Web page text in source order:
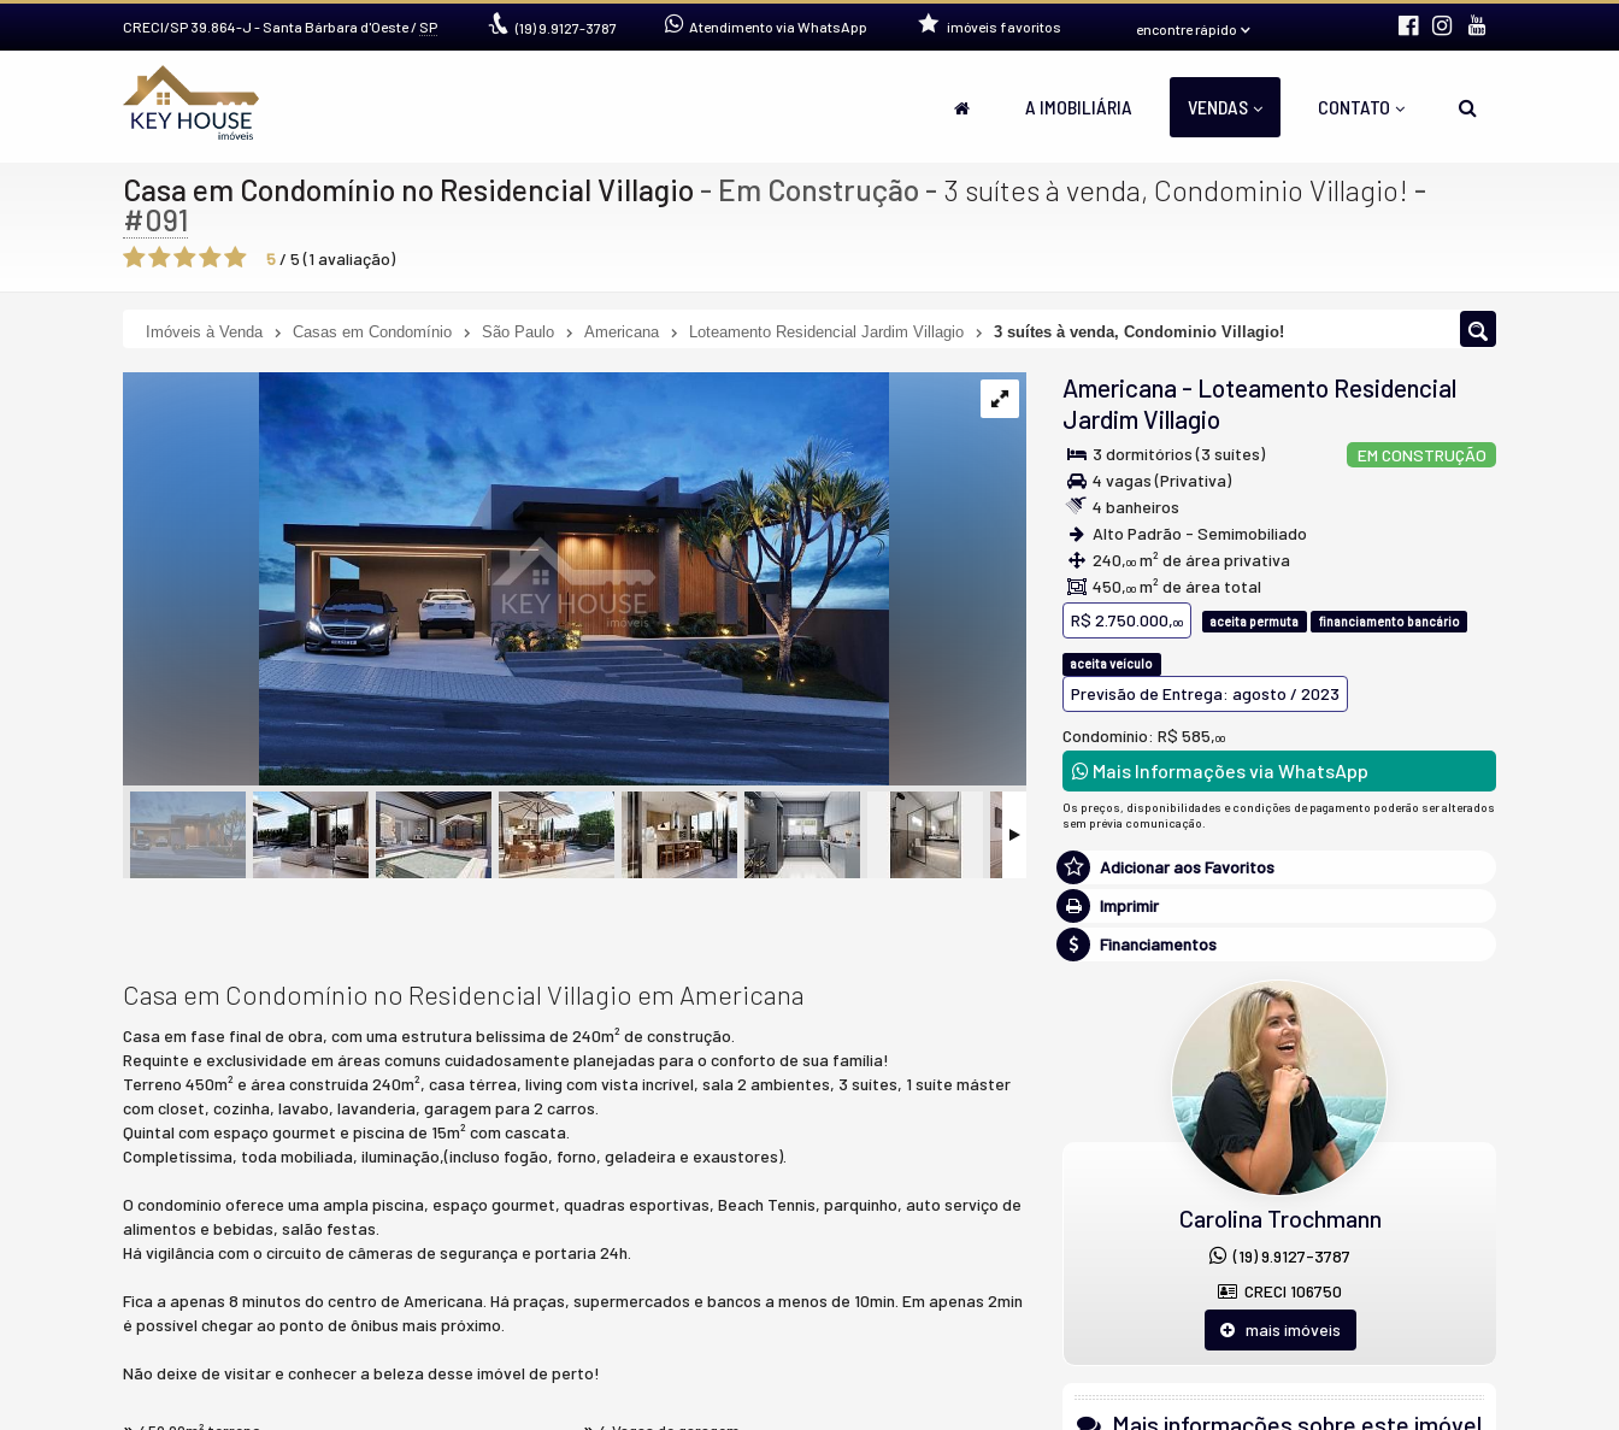
CRECI/SP 39.864-J - Santa Bárbara d'Oeste / SP (19)9.9127-3787 Atendimento via WhatsApp encontre rápido
imóveis favoritos
A IMOBILIÁRIA VENDAS CONTATO
Casa em Condomínio no Residencial Villagio - Em Construção - 3 suítes à venda, Condominio Villagio! -
#091
5 / 5(1 avaliação)
Imóveis à Venda Casas em Condomínio São Paulo Americana Loteamento Residencial Jardim Villagio 3 suítes à venda, Condominio Villagio!
Americana - Loteamento Residencial
Jardim Villagio
EM CONSTRUÇÃO
3 dormitórios (3 suítes)
4 vagas (Privativa)
4 banheiros
Alto Padrão - Semimobiliado
240,00 m² de área privativa
450,00 m² de área total
R$ 2.750.000,00 aceita permuta financiamento bancário
aceita veículo
Previsão de Entrega: agosto / 2023
Condomínio: R$ 585,00
Mais Informações via WhatsApp
Os preços, disponibilidades e condições de pagamento poderão ser alterados
sem prévia comunicação.
Adicionar aos Favoritos
Imprimir
Financiamentos
Casa em Condomínio no Residencial Villagio em Americana
Casa em fase final de obra, com uma estrutura belíssima de 240m² de construção.
Requinte e exclusividade em áreas comuns cuidadosamente planejadas para o conforto de sua família!
Terreno 450m² e área construída 240m², casa térrea, living com vista incrível, sala 2 ambientes, 3 suítes, 1 suíte máster
com closet, cozinha, lavabo, lavanderia, garagem para 2 carros.
Quintal com espaço gourmet e piscina de 15m² com cascata.
Completíssima, toda mobiliada, iluminação,(incluso fogão, forno, geladeira e exaustores).
O condomínio oferece uma ampla piscina, espaço gourmet, quadras esportivas, Beach Tennis, parquinho, auto serviço de
alimentos e bebidas, salão festas.
Há vigilância com o circuito de câmeras de segurança e portaria 24h.
Fica a apenas 8 minutos do centro de Americana. Há praças, supermercados e bancos a menos de 10min. Em apenas 2min
é possível chegar ao ponto de ônibus mais próximo.
Não deixe de visitar e conhecer a beleza desse imóvel de perto!
Carolina Trochmann
(19) 9.9127-3787
CRECI 106750
mais imóveis
Mais informações sobre este imóvel